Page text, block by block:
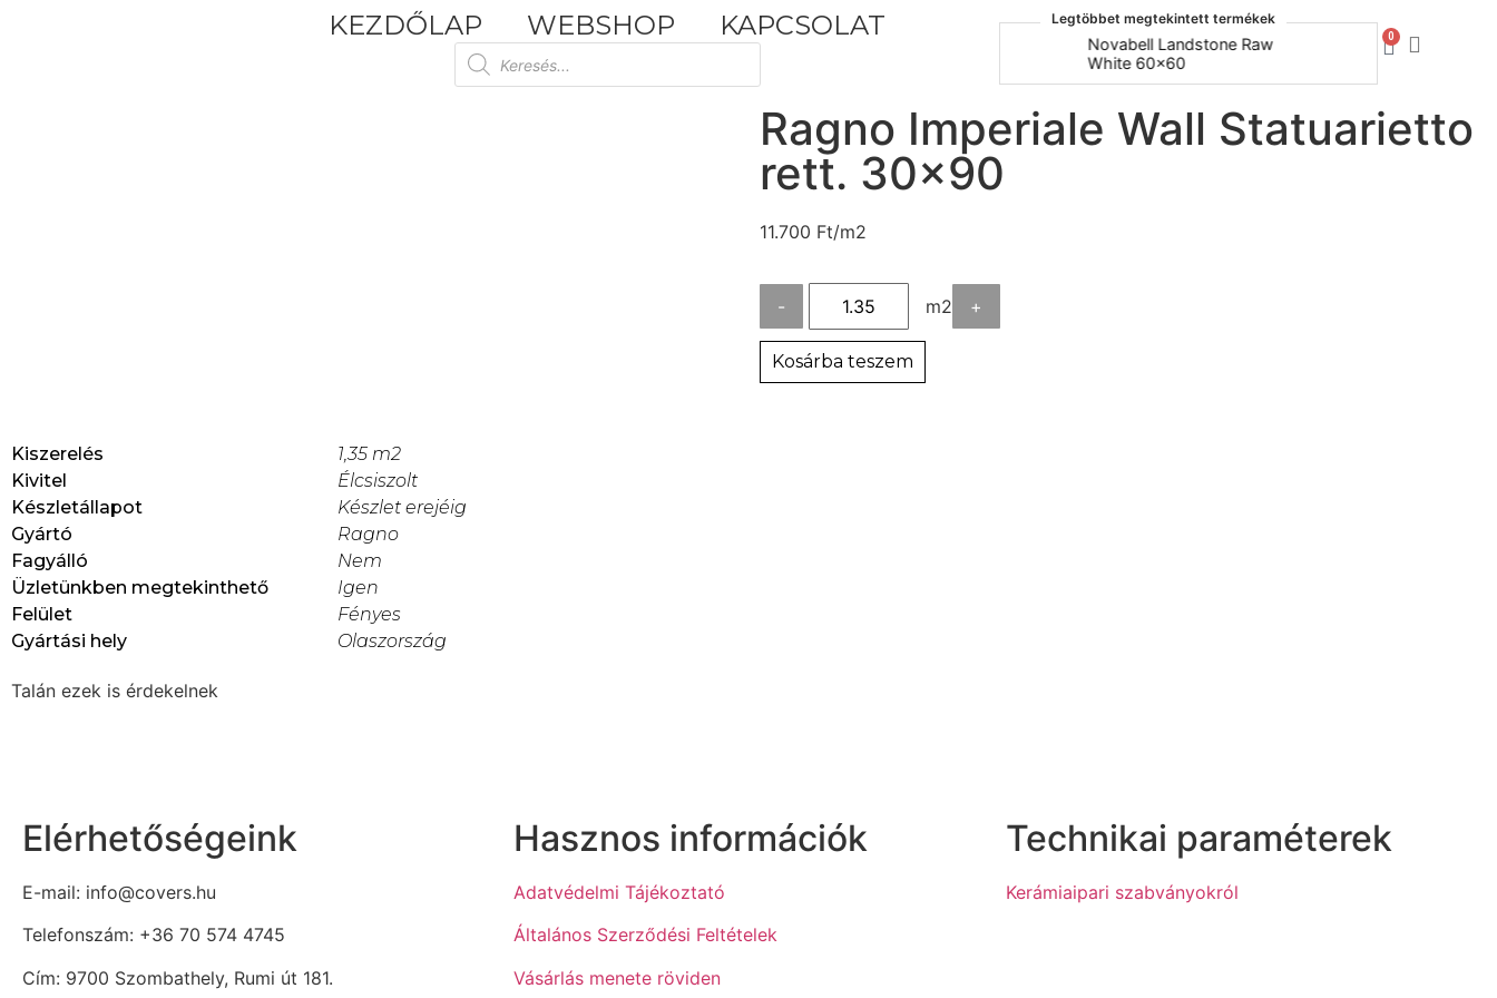
KEZDŐLAP WEBSHOP KAPCSOLAT Legtöbbet megtekintett termékek
Tuscania Durango Medium
Novabell Landstone Raw
White 60x60
0
Ragno Imperiale Wall Statuarietto
rett. 30×90
11.700 Ft/m2
- m2 +
Kosárba teszem
Kiszerelés
1,35 m2
Kivitel
Élcsiszolt
Készletállapot
Készlet erejéig
Gyártó
Ragno
Fagyálló
Nem
Üzletünkben megtekinthető
Igen
Felület
Fényes
Gyártási hely
Olaszország
Talán ezek is érdekelnek
Elérhetőségeink
E-mail: info@covers.hu
Telefonszám: +36 70 574 4745
Cím: 9700 Szombathely, Rumi út 181.
Hasznos információk
Adatvédelmi Tájékoztató
Általános Szerződési Feltételek
Vásárlás menete röviden
Technikai paraméterek
Kerámiaipari szabványokról